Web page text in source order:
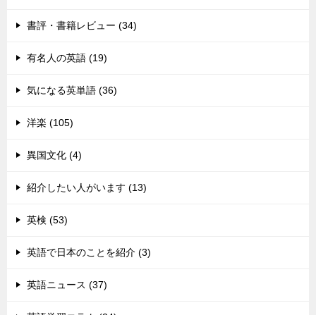
書評・書籍レビュー (34)
有名人の英語 (19)
気になる英単語 (36)
洋楽 (105)
異国文化 (4)
紹介したい人がいます (13)
英検 (53)
英語で日本のことを紹介 (3)
英語ニュース (37)